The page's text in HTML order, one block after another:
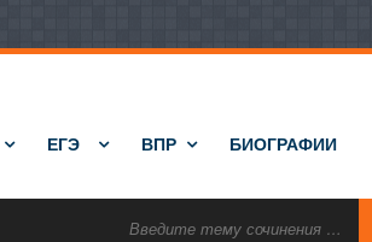
ЕГЭ ВПР БИОГРАФИИ